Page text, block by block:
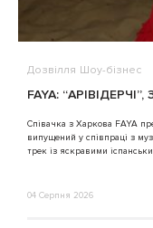
Дозвілля Шоу-бізнес
FAYA:
Співачка з Харкова FAYA
випущений у співпраці з
трек із яскравими
04 Серпня 2026